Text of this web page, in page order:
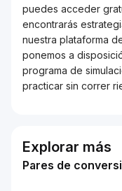
puedes acceder
encontrarás
nuestra plataforma
ponemos a
programa de
practicar sin correr
Explorar más
Pares de